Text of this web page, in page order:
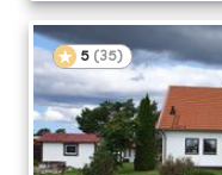
5 (35)